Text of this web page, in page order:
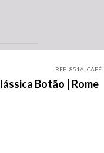
REF: 851AI CAFÉ
Botão | Rome